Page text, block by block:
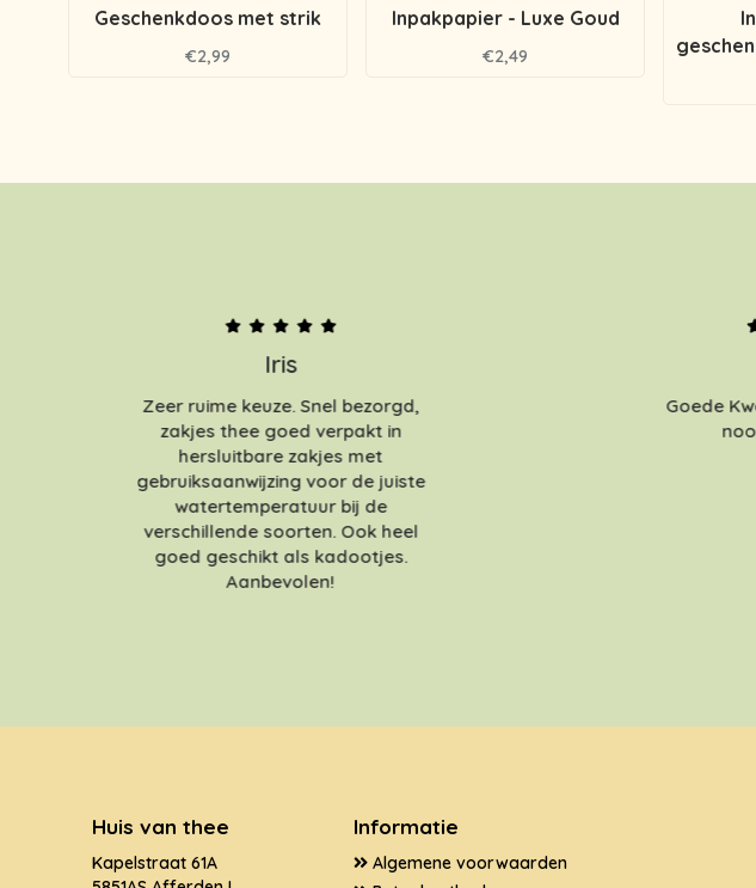
Geschenkdoos met strik
€2,99
Inpakpapier - Luxe Goud
€2,49
Iris
Zeer ruime keuze. Snel bezorgd,
zakjes thee goed verpakt in
hersluitbare zakjes met
gebruiksaanwijzing voor de juiste
watertemperatuur bij de
verschillende soorten. Ook heel
goed geschikt als kadootjes.
Aanbevolen!
Goede
Huis van thee
Kapelstraat 61A
Informatie
Algemene voorwaarden